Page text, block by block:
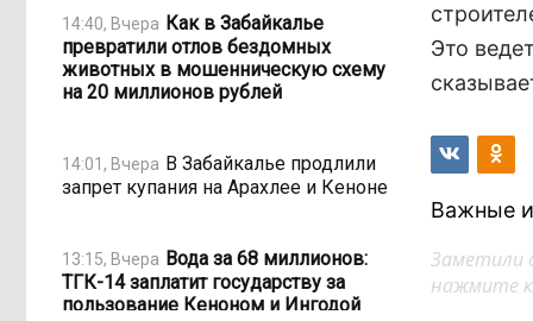
14:40, Вчера Как в Забайкалье
превратили отлов бездомных
животных в мошенническую схему
на 20 миллионов рублей
14:01, Вчера В Забайкалье продлили
запрет купания на Арахлее и Кеноне
13:15, Вчера Вода за 68 миллионов:
ТГК-14 заплатит государству за
пользование Кеноном и Ингодой
Это
Важные
Заметили
нажмите